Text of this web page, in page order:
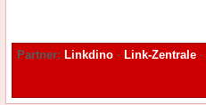
Partner: Linkdino - Link-Zentrale -